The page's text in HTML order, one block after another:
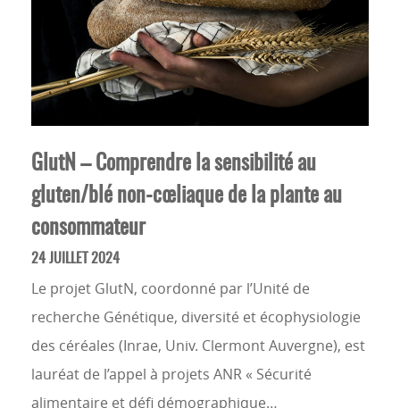
GlutN – Comprendre la sensibilité au
gluten/blé non-cœliaque de la plante au
consommateur
24 JUILLET 2024
Le projet GlutN, coordonné par l’Unité de
recherche Génétique, diversité et écophysiologie
des céréales (Inrae, Univ. Clermont Auvergne), est
lauréat de l’appel à projets ANR « Sécurité
alimentaire et défi démographique…